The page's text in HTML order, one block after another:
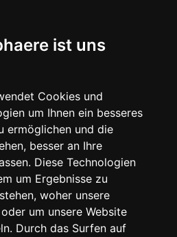
ist uns
Cookies und
um Ihnen ein besseres
ermöglichen und die
besser an Ihre
Diese Technologien
um Ergebnisse zu
woher unsere
um unsere Website
Durch das Surfen auf